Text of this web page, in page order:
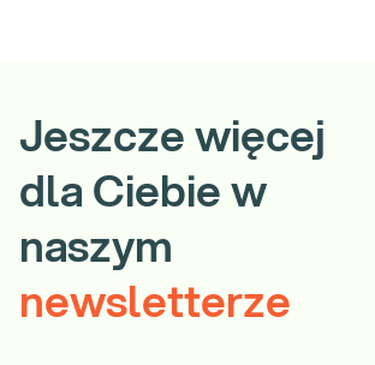
Jeszcze więcej
dla Ciebie w
naszym
newsletterze